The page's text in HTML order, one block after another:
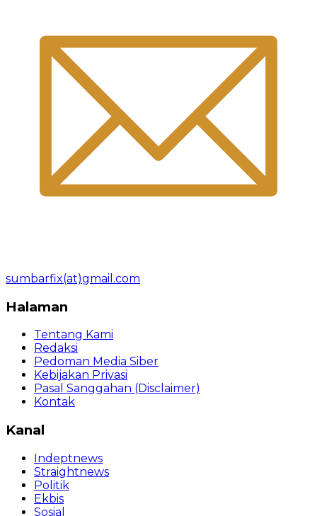
sumbarfix(at)gmail.com
Halaman
Tentang Kami
Redaksi
Pedoman Media Siber
Kebijakan Privasi
Pasal Sanggahan (Disclaimer)
Kontak
Kanal
Indeptnews
Straightnews
Politik
Ekbis
Sosial